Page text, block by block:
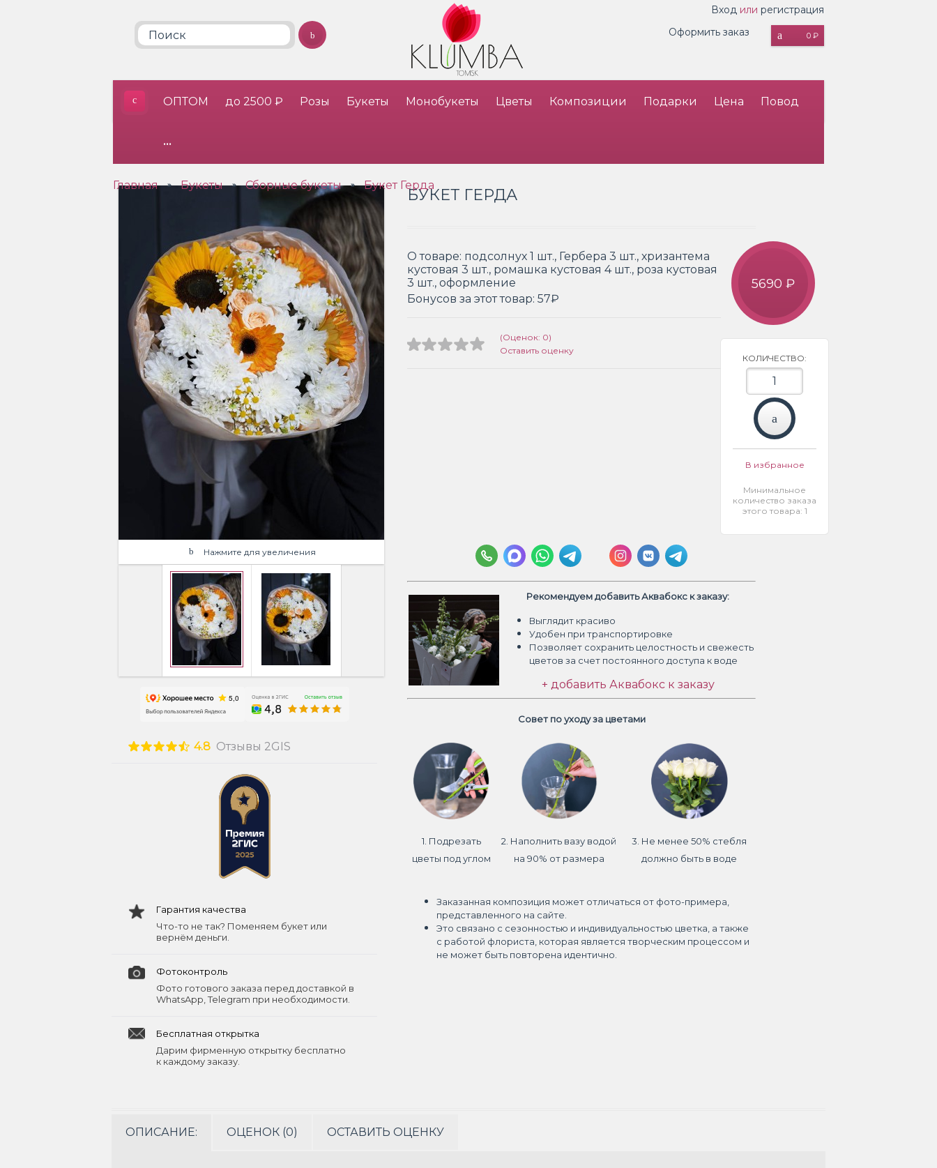
Вход или регистрация
0 ₽
Оформить заказ
ОПТОМ до 2500 ₽ Розы Букеты Монобукеты Цветы Композиции Подарки Цена Повод
•••
Главная » Букеты » Сборные букеты » Букет Герда
Нажмите для увеличения
4.8 Отзывы 2GIS
Гарантия качества
Что-то не так? Поменяем букет или
вернём деньги.
Фотоконтроль
Фото готового заказа перед доставкой в
WhatsApp, Telegram при необходимости.
Бесплатная открытка
Дарим фирменную открытку бесплатно
к каждому заказу.
БУКЕТ ГЕРДА
О товаре: подсолнух 1 шт., Гербера 3 шт., хризантема
кустовая 3 шт., ромашка кустовая 4 шт., роза кустовая
3 шт., оформление
Бонусов за этот товар: 57₽
(Оценок: 0)
Оставить оценку
5690 ₽
КОЛИЧЕСТВО:
В избранное
Минимальное
количество заказа
этого товара: 1
Рекомендуем добавить Аквабокс к заказу:
Выглядит красиво
Удобен при транспортировке
Позволяет сохранить целостность и свежесть
цветов за счет постоянного доступа к воде
+ добавить Аквабокс к заказу
Совет по уходу за цветами
1. Подрезать
цветы под углом
2. Наполнить вазу водой
на 90% от размера
3. Не менее 50% стебля
должно быть в воде
Заказанная композиция может отличаться от фото-примера,
представленного на сайте.
Это связано с сезонностью и индивидуальностью цветка, а также
с работой флориста, которая является творческим процессом и
не может быть повторена идентично.
ОПИСАНИЕ: ОЦЕНОК (0) ОСТАВИТЬ ОЦЕНКУ